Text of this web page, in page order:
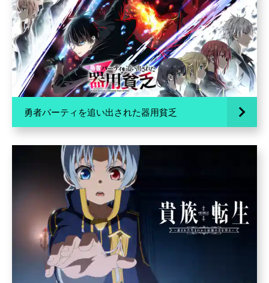
勇者パーティを追い出された器用貧乏